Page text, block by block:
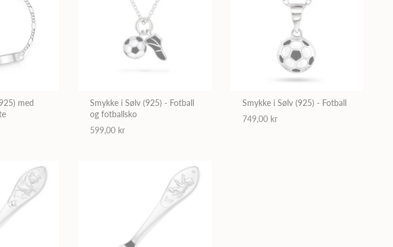
med
Smykke i Sølv (925) - Fotball
og fotballsko
599,00 kr
Smykke i Sølv (925) - Fotball
749,00 kr